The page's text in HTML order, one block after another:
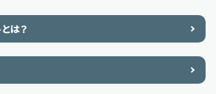
は？